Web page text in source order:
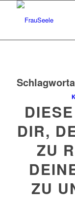
DIR,
ZU
ZU